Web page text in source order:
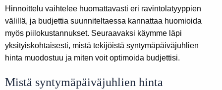
Hinnoittelu vaihtelee huomattavasti eri ravintolatyyppien
välillä, ja budjettia suunniteltaessa kannattaa huomioida
myös piilokustannukset. Seuraavaksi käymme läpi
yksityiskohtaisesti, mistä tekijöistä syntymäpäiväjuhlien
hinta muodostuu ja miten voit optimoida budjettisi.
Mistä syntymäpäiväjuhlien hinta